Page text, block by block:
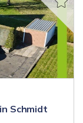
Schmidt